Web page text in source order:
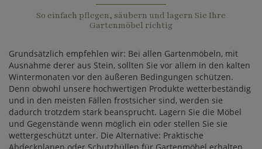
So einfach pflegen, säubern und lagern Sie Ihre
Gartenmöbel richtig
Grundsätzlich empfehlen wir: Bei allen Gartenmöbeln, mit
Ausnahme derer aus Stein, sollten Sie vor allem in den kalten
Wintermonaten vor den äußeren Bedingungen schützen.
Denn obwohl unsere hochwertigen Produkte wetterbeständig
und in den meisten Fällen frostsicher sind, werden sie
dadurch trotzdem stark beansprucht. Lagern Sie die Möbel
und Gegenstände wenn möglich ein oder stellen Sie sie
wettergeschützt unter. Die Alternative: Praktische